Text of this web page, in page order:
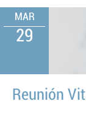
MAR
29
Reunión